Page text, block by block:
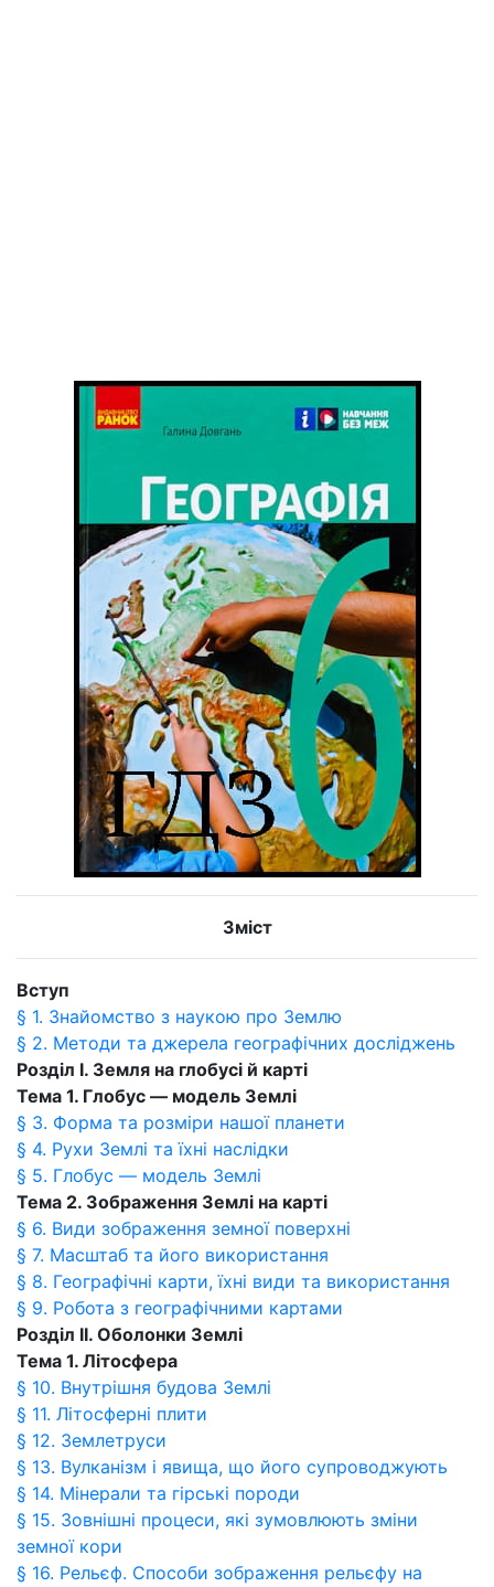
Зміст
Вступ
§ 1. Знайомство з наукою про Землю
§ 2. Методи та джерела географічних досліджень
Розділ І. Земля на глобусі й карті
Тема 1. Глобус — модель Землі
§ 3. Форма та розміри нашої планети
§ 4. Рухи Землі та їхні наслідки
§ 5. Глобус — модель Землі
Тема 2. Зображення Землі на карті
§ 6. Види зображення земної поверхні
§ 7. Масштаб та його використання
§ 8. Географічні карти, їхні види та використання
§ 9. Робота з географічними картами
Розділ ІІ. Оболонки Землі
Тема 1. Літосфера
§ 10. Внутрішня будова Землі
§ 11. Літосферні плити
§ 12. Землетруси
§ 13. Вулканізм і явища, що його супроводжують
§ 14. Мінерали та гірські породи
§ 15. Зовнішні процеси, які зумовлюють зміни
земної кори
§ 16. Рельєф. Способи зображення рельєфу на